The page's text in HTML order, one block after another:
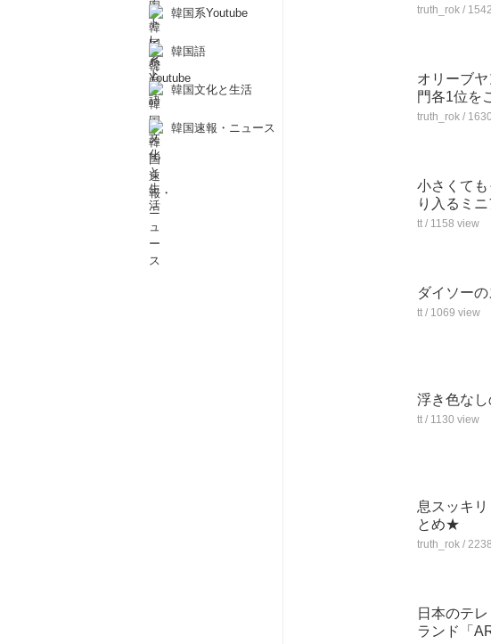
韓国系Youtube
韓国語
韓国文化と生活
韓国速報・ニュース
truth_rok /
オリーブ
門各1位を
truth_rok /
小さくて
り入るミニ
tt / 1158 view
ダイソー
tt / 1069 view
浮き色なし
tt / 1130 view
息スッキ
とめ★
truth_rok /
日本のテ
ランド「